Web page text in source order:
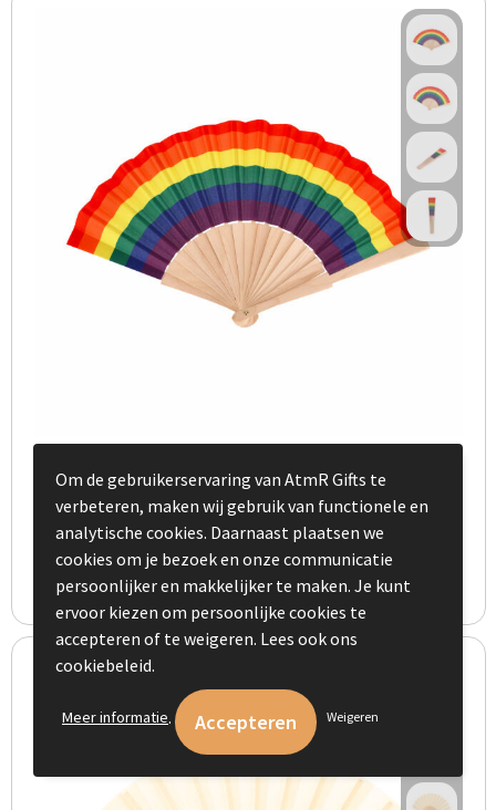
Waaier Prokip
vanaf € 1,52
Bekijk
Om de gebruikerservaring van AtmR Gifts te
verbeteren, maken wij gebruik van functionele en
analytische cookies. Daarnaast plaatsen we
cookies om je bezoek en onze communicatie
persoonlijker en makkelijker te maken. Je kunt
ervoor kiezen om persoonlijke cookies te
accepteren of te weigeren. Lees ook ons
cookiebeleid.
Meer informatie. Weigeren